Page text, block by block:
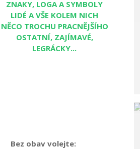
ZNAKY, LOGA A SYMBOLY
LIDÉ A VŠE KOLEM NICH
NĚCO TROCHU PRACNĚJŠÍHO
OSTATNÍ, ZAJÍMAVÉ,
LEGRÁCKY...
Bez obav volejte: